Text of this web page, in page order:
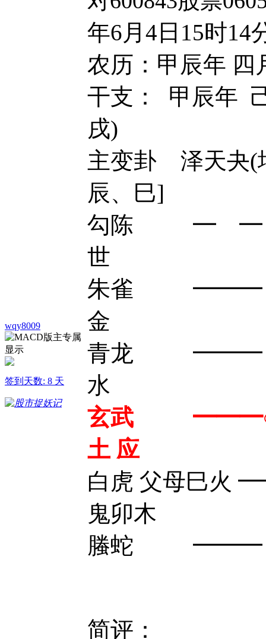
wqy8009
签到天数: 8 天
年6月4日15时14
农历：甲辰年 四
干支： 甲辰年
戌)
主变卦 泽天夬(
辰、巳]
勾陈 ━ ━
世
朱雀 ━━━ 子
金
青龙 ━━━
水
玄武 ━━━○
土 应
白虎 父母巳
鬼卯木
螣蛇 ━━━
简评：